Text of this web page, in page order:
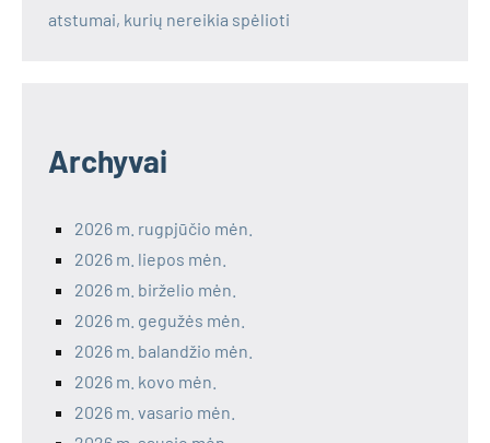
atstumai, kurių nereikia spėlioti
Archyvai
2026 m. rugpjūčio mėn.
2026 m. liepos mėn.
2026 m. birželio mėn.
2026 m. gegužės mėn.
2026 m. balandžio mėn.
2026 m. kovo mėn.
2026 m. vasario mėn.